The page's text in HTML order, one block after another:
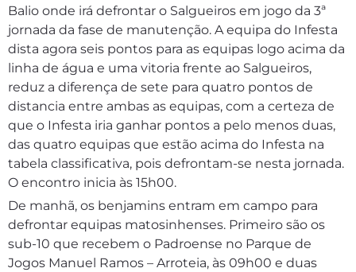
Balio onde irá defrontar o Salgueiros em jogo da 3ª
jornada da fase de manutenção. A equipa do Infesta
dista agora seis pontos para as equipas logo acima da
linha de água e uma vitoria frente ao Salgueiros,
reduz a diferença de sete para quatro pontos de
distancia entre ambas as equipas, com a certeza de
que o Infesta iria ganhar pontos a pelo menos duas,
das quatro equipas que estão acima do Infesta na
tabela classificativa, pois defrontam-se nesta jornada.
O encontro inicia às 15h00.
De manhã, os benjamins entram em campo para
defrontar equipas matosinhenses. Primeiro são os
sub-10 que recebem o Padroense no Parque de
Jogos Manuel Ramos – Arroteia, às 09h00 e duas